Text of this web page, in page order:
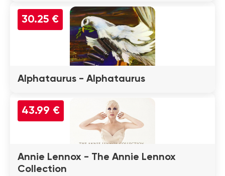
30.25 €
Alphataurus - Alphataurus
43.99 €
Annie Lennox - The Annie Lennox
Collection